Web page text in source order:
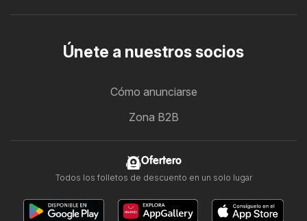
Únete a nuestros socios
Cómo anunciarse
Zona B2B
Ofertero
Todos los folletos de descuento en un solo lugar